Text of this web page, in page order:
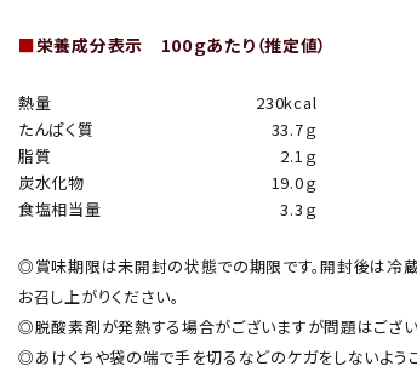
■栄養成分表示 100ｇあたり（推定値）
熱量
230kcal
たんぱく質
33.7ｇ
脂質
2.1ｇ
炭水化物
19.0ｇ
食塩相当量
3.3ｇ
◎賞味期限は未開封の状態での期限です。開封後は冷
お召し上がりください。
◎脱酸素剤が発熱する場合がございますが問題はござい
◎あけくちや袋の端で手を切るなどのケガをしないよう